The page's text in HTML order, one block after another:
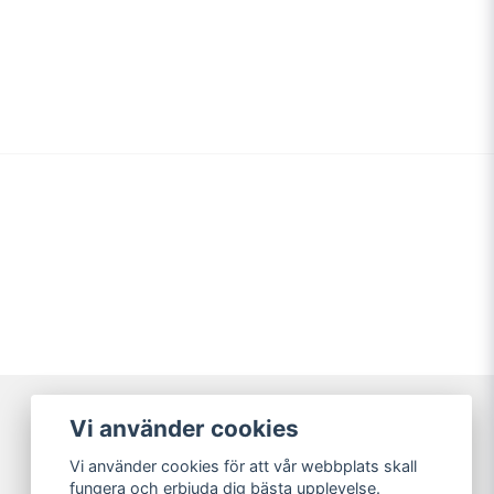
Vi använder cookies
Vi använder cookies för att vår webbplats skall
fungera och erbjuda dig bästa upplevelse.